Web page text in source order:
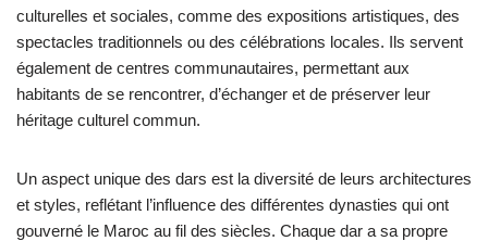
culturelles et sociales, comme des expositions artistiques, des
spectacles traditionnels ou des célébrations locales. Ils servent
également de centres communautaires, permettant aux
habitants de se rencontrer, d’échanger et de préserver leur
héritage culturel commun.
Un aspect unique des dars est la diversité de leurs architectures
et styles, reflétant l’influence des différentes dynasties qui ont
gouverné le Maroc au fil des siècles. Chaque dar a sa propre